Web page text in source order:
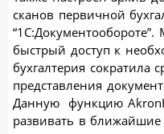
сканов первичной
быстрый доступ к
бухгалтерия сократила
представления
Данную функцию
развивать в ближайшие